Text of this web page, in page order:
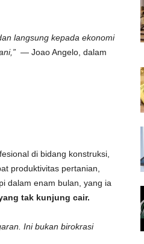
langsung kepada ekonomi
— Joao Angelo, dalam
di bidang konstruksi,
produktivitas pertanian,
dalam enam bulan, yang ia
tak kunjung cair.
Ini bukan birokrasi